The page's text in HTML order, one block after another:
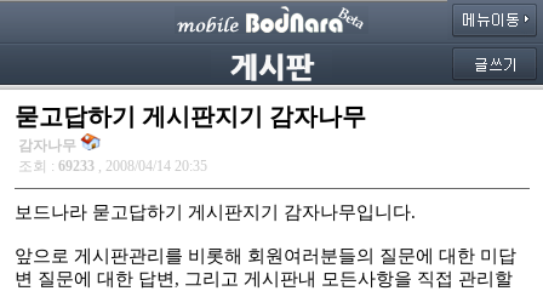
묻고답하기 게시판지기 감자나무
감자나무
조회 : 69233 , 2008/04/14 20:35
보드나라 묻고답하기 게시판지기 감자나무입니다.
앞으로 게시판관리를 비롯해 회원여러분들의 질문에 대한 미답
변 질문에 대한 답변, 그리고 게시판내 모든사항을 직접 관리할